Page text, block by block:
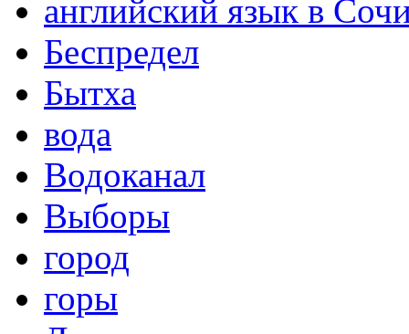
английский язык в
Беспредел
Бытха
вода
Водоканал
Выборы
город
горы